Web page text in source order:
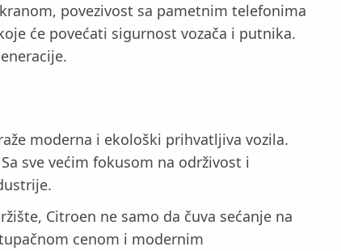
povezivost sa pametnim telefonima
će povećati sigurnost vozača i putnika.
moderna i ekološki prihvatljiva vozila.
sve većim fokusom na održivost i
Citroen ne samo da čuva sećanje na
cenom i modernim